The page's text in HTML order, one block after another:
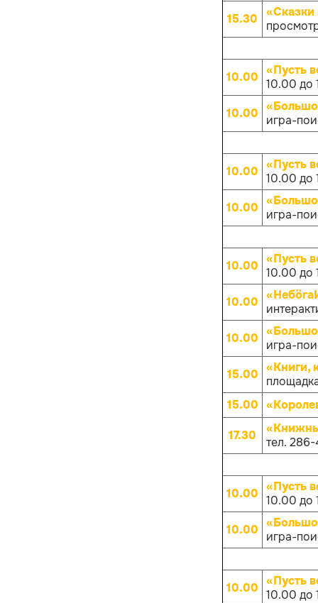
15.30
«Сказки
10.00 «Пусть
10.00 до
10.00
игра-
10.00 «Пусть
10.00 до
10.00
игра-
10.00 «Пусть
10.00 до
10.00
10.00
игра-
15.00 «Книги,
15.00
17.30
тел.
10.00 «Пусть
10.00 до
10.00
игра-
10.00 «Пусть
10.00 до